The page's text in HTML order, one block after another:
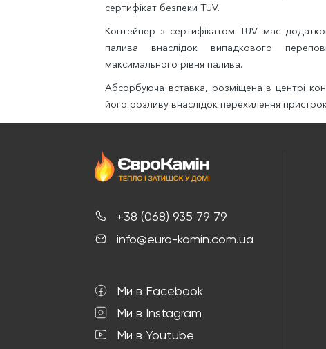
сертифікат безпеки TUV.
Контейнер з сертифікатом TUV має
палива внаслідок випадкового
максимального рівня палива.
Абсорбуюча вставка, розміщена в центрі
його розливу внаслідок перехилення
+38 (068) 935 79 79
info@euro-kamin.com.ua
Ми в Facebook
Ми в Instagram
Ми в Youtube